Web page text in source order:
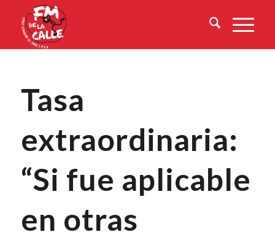
Tasa
extraordinaria:
“Si fue aplicable
en otras